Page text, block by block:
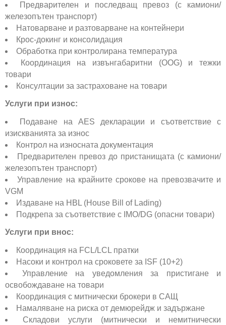
Предварителен и последващ превоз (с камиони/
железопътен транспорт)
Натоварване и разтоварване на контейнери
Крос-докинг и консолидация
Обработка при контролирана температура
Координация на извънгабаритни (OOG) и тежки
товари
Консултации за застраховане на товари
Услуги при износ:
Подаване на AES декларации и съответствие с
изискванията за износ
Контрол на износната документация
Предварителен превоз до пристанищата (с камиони/
железопътен транспорт)
Управление на крайните срокове на превозвачите и
VGM
Издаване на HBL (House Bill of Lading)
Подкрепа за съответствие с IMO/DG (опасни товари)
Услуги при внос:
Координация на FCL/LCL пратки
Насоки и контрол на сроковете за ISF (10+2)
Управление на уведомления за пристигане и
освобождаване на товари
Координация с митнически брокери в САЩ
Намаляване на риска от демюрейдж и задържане
Складови услуги (митнически и немитнически